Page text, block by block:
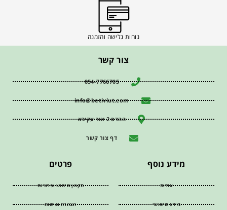
נוחות גלישה והזמנה
צור קשר
054-7766705
info@betiviut.com
ההדס 2 אור עקיבא
דף צור קשר
מידע נוסף
אודות
מידע שימושי
פרטים
תקנון שימוש ופרטיות
הצהרת נגישות